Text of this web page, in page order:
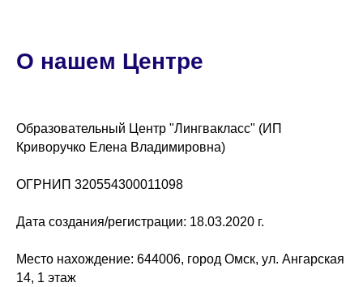
О нашем Центре
Образовательный Центр "Лингвакласс" (ИП
Криворучко Елена Владимировна)
ОГРНИП 320554300011098
Дата создания/регистрации: 18.03.2020 г.
Место нахождение: 644006, город Омск, ул. Ангарская
14, 1 этаж